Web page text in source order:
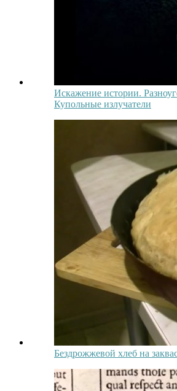
Искажение истории.
Купольные излучатели
Бездрожжевой хлеб на